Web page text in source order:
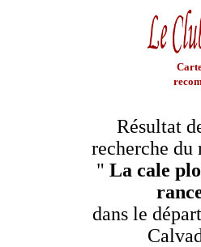
Résultat
recherche du
" La cale
dans le